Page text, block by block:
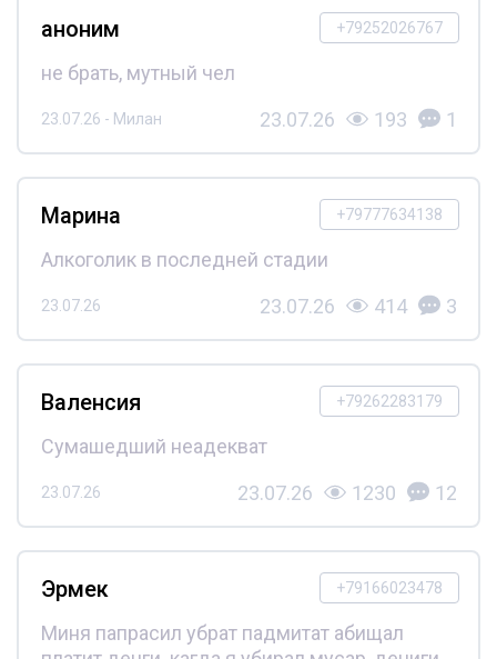
+79252026767
аноним
не брать, мутный чел
23.07.26 - Милан 23.07.26 193 1
+79777634138
Марина
Алкоголик в последней стадии
23.07.26 23.07.26 414 3
+79262283179
Валенсия
Сумашедший неадекват
23.07.26 23.07.26 1230 12
+79166023478
Эрмек
Миня папрасил убрат падмитат абищал